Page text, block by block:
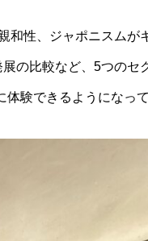
和性、ジャポニスムが
の比較など、5つのセ
験できるようになって